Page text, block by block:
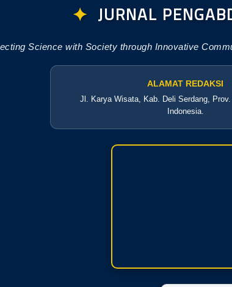
✦ JURNAL
Science with Society through Innovative
ALAMAT REDAKSI
Jl. Karya Wisata, Kab. Deli Serdang,
Indonesia.